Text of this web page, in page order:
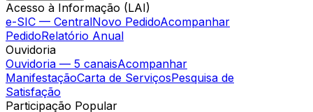
Acesso à Informação (LAI)
e-SIC — CentralNovo PedidoAcompanhar
PedidoRelatório Anual
Ouvidoria
Ouvidoria — 5 canaisAcompanhar
ManifestaçãoCarta de ServiçosPesquisa de
Satisfação
Participação Popular